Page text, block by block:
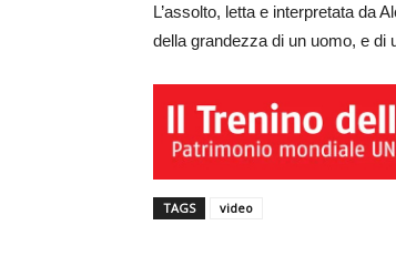
L’assolto, letta e interpretata da
della grandezza di un uomo, e di
TAGS video